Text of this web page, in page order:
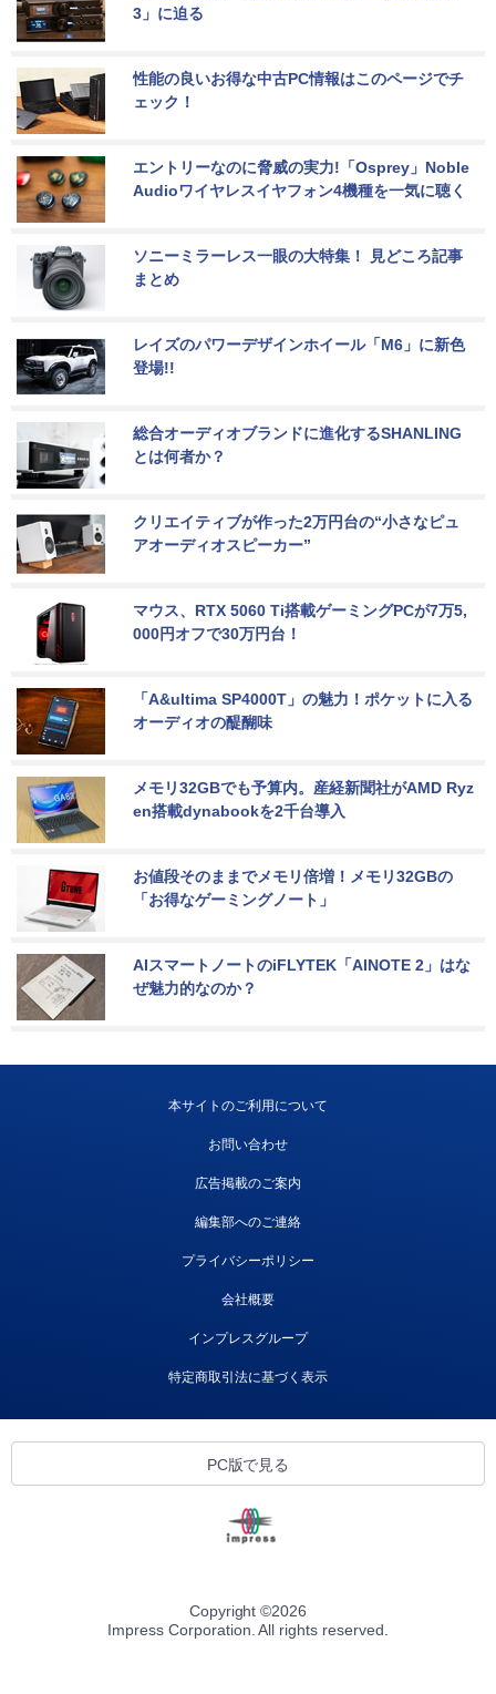
3」に迫る
性能の良いお得な中古PC情報はこのページでチ
ェック！
エントリーなのに脅威の実力!「Osprey」Noble
Audioワイヤレスイヤフォン4機種を一気に聴く
ソニーミラーレス一眼の大特集！ 見どころ記事
まとめ
レイズのパワーデザインホイール「M6」に新色
登場!!
総合オーディオブランドに進化するSHANLING
とは何者か？
クリエイティブが作った2万円台の“小さなピュ
アオーディオスピーカー”
マウス、RTX 5060 Ti搭載ゲーミングPCが7万5,
000円オフで30万円台！
「A&ultima SP4000T」の魅力！ポケットに入る
オーディオの醍醐味
メモリ32GBでも予算内。産経新聞社がAMD Ryz
en搭載dynabookを2千台導入
お値段そのままでメモリ倍増！メモリ32GBの
「お得なゲーミングノート」
AIスマートノートのiFLYTEK「AINOTE 2」はな
ぜ魅力的なのか？
本サイトのご利用について
お問い合わせ
広告掲載のご案内
編集部へのご連絡
プライバシーポリシー
会社概要
インプレスグループ
特定商取引法に基づく表示
PC版で見る
Copyright ©2026
Impress Corporation. All rights reserved.